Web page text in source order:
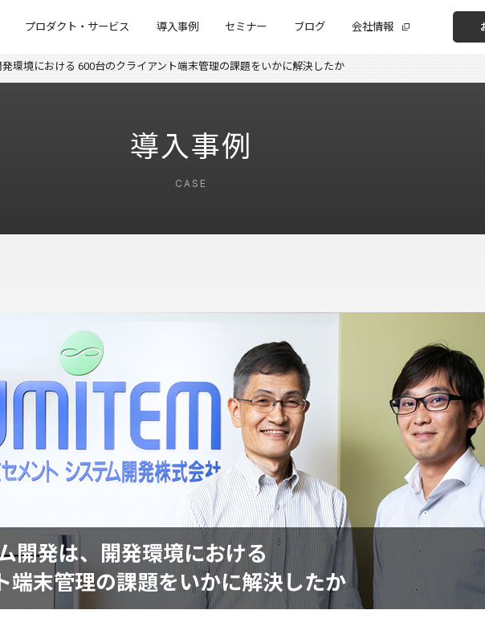
プロダクト・サービス 導入事例 セミナー ブログ 会社情報
環境における 600台のクライアント端末管理の課題をいかに解決したか
導入事例
CASE
開発は、開発環境における
端末管理の課題をいかに解決したか